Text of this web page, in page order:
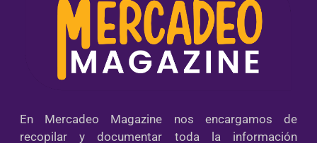
En Mercadeo Magazine nos encargamos de
recopilar y documentar toda la información